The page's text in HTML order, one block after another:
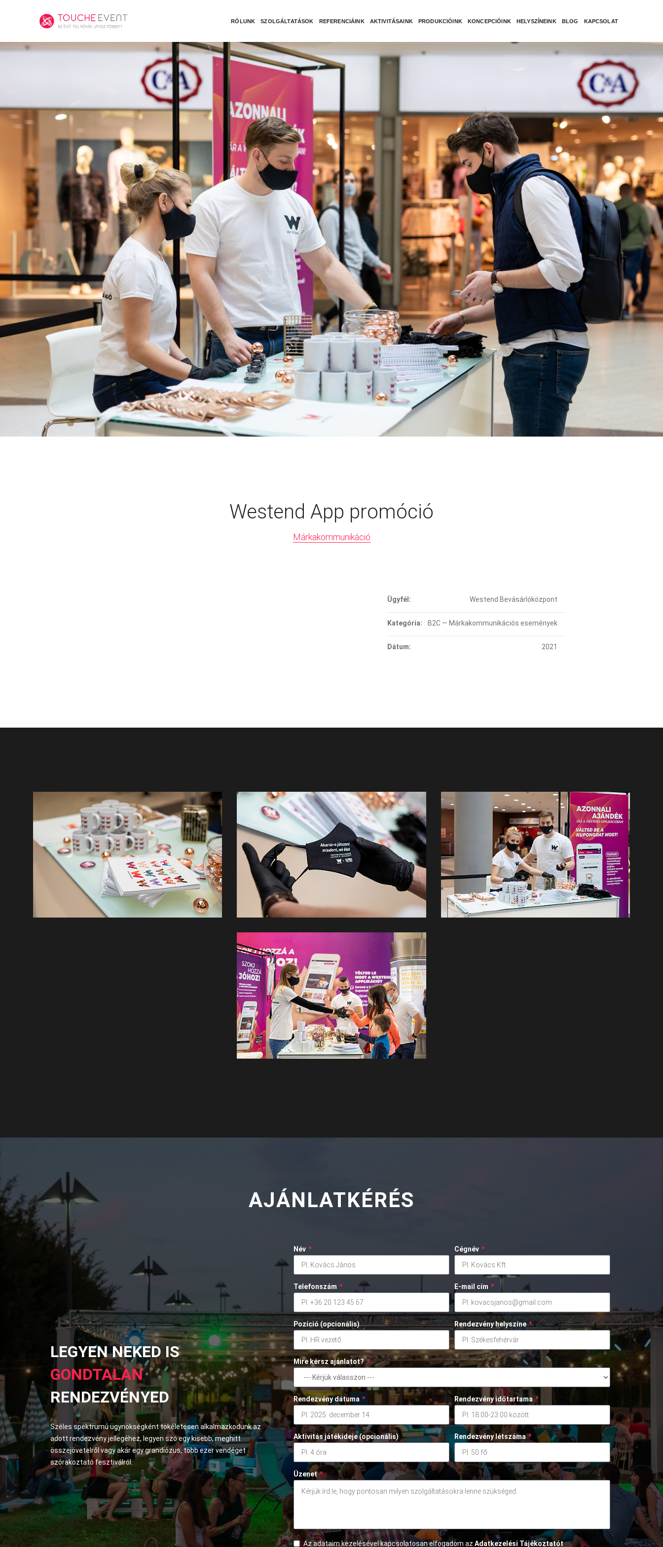
RÓLUNK SZOLGÁLTATÁSOK REFERENCIÁINK AKTIVITÁSAINK PRODUKCIÓINK KONCEPCIÓINK HELYSZÍNEINK BLOG KAPCSOLAT
Westend App promóció
Márkakommunikáció
Ügyfél: Westend Bevásárlóközpont
Kategória: B2C — Márkakommunikációs események
Dátum: 2021
AJÁNLATKÉRÉS
LEGYEN NEKED IS
GONDTALAN
RENDEZVÉNYED
Széles spektrumú ügynökségként tökéletesen alkalmazkodunk az
adott rendezvény jellegéhez, legyen szó egy kisebb, meghitt
összejövetelről vagy akár egy grandiózus, több ezer vendéget
szórakoztató fesztiválról.
Név * Cégnév *
Telefonszám * E-mail cím *
Pozíció (opcionális) Rendezvény helyszíne *
Mire kérsz ajánlatot? *
Rendezvény dátuma * Rendezvény időtartama *
Aktivitás játékideje (opcionális) Rendezvény létszáma *
Üzenet *
Az adataim kezelésével kapcsolatosan elfogadom az Adatkezelési Tájékoztatót